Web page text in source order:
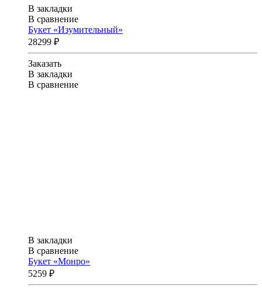
В закладки
В сравнение
Букет «Изумительный»
28299 ₽
Заказать
В закладки
В сравнение
В закладки
В сравнение
Букет «Монро»
5259 ₽